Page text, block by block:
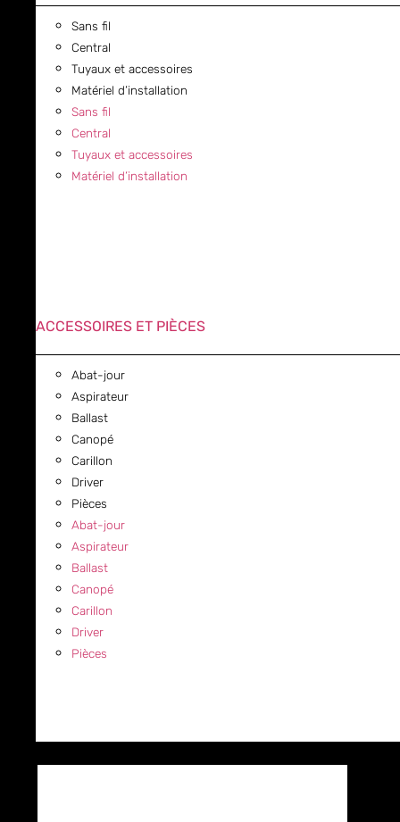
Sans fil
Central
Tuyaux et accessoires
Matériel d’installation
Sans fil
Central
Tuyaux et accessoires
Matériel d’installation
ACCESSOIRES ET PIÈCES
Abat-jour
Aspirateur
Ballast
Canopé
Carillon
Driver
Pièces
Abat-jour
Aspirateur
Ballast
Canopé
Carillon
Driver
Pièces